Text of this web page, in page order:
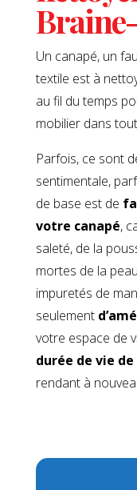
Un canapé, un
textile est à
au fil du temps
mobilier dans
Parfois, ce sont
sentimentale,
de base est de
votre canapé,
saleté, de la
mortes de la
impuretés de
seulement
votre espace de
durée de vie
rendant à